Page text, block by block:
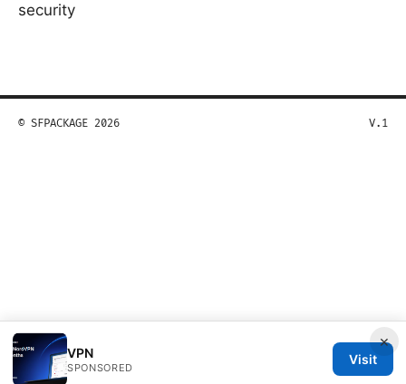
security
×
VPN
SPONSORED
Visit
© SFPACKAGE 2026 V.1